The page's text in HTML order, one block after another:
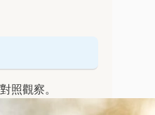
照觀察。